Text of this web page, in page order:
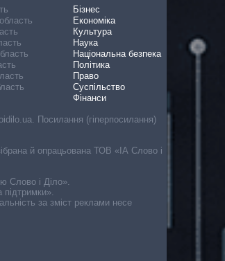
Бізнес
Економіка
Культура
Наука
Національна безпека
Політика
Право
Суспільство
Фінанси
Посилання (гіперпосилання)
й опрацьована ТОВ «ІА Слово і
Слово і Діло».
за зміст реклами несе